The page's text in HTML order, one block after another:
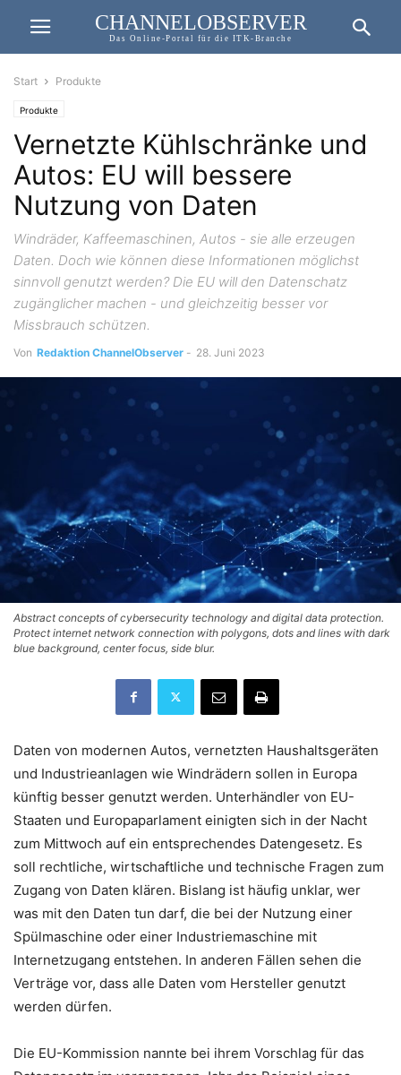
CHANNELOBSERVER
Das Online-Portal für die ITK-Branche
Start Produkte
Produkte
Vernetzte Kühlschränke und
Autos: EU will bessere
Nutzung von Daten
Windräder, Kaffeemaschinen, Autos - sie alle erzeugen
Daten. Doch wie können diese Informationen möglichst
sinnvoll genutzt werden? Die EU will den Datenschatz
zugänglicher machen - und gleichzeitig besser vor
Missbrauch schützen.
Von Redaktion ChannelObserver - 28. Juni 2023
Abstract concepts of cybersecurity technology and digital data protection.
Protect internet network connection with polygons, dots and lines with dark
blue background, center focus, side blur.
Daten von modernen Autos, vernetzten Haushaltsgeräten
und Industrieanlagen wie Windrädern sollen in Europa
künftig besser genutzt werden. Unterhändler von EU-
Staaten und Europaparlament einigten sich in der Nacht
zum Mittwoch auf ein entsprechendes Datengesetz. Es
soll rechtliche, wirtschaftliche und technische Fragen zum
Zugang von Daten klären. Bislang ist häufig unklar, wer
was mit den Daten tun darf, die bei der Nutzung einer
Spülmaschine oder einer Industriemaschine mit
Internetzugang entstehen. In anderen Fällen sehen die
Verträge vor, dass alle Daten vom Hersteller genutzt
werden dürfen.
Die EU-Kommission nannte bei ihrem Vorschlag für das